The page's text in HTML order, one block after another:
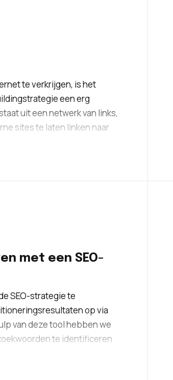
te verkrijgen, is het
een erg
uit een netwerk van links,
sites te laten linken naar
dat de juiste externe
met een SEO-
SEO-strategie te
op via
van deze tool hebben we
te identificeren
bij het optimaliseren van